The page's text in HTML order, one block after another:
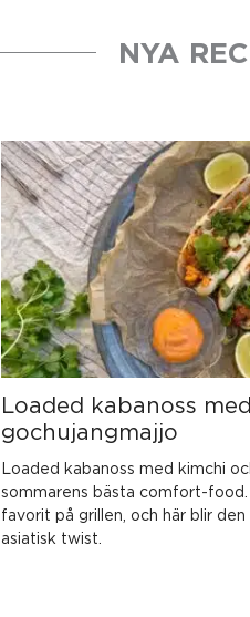
NYA
Loaded kabanoss
gochujangmajjo
Loaded kabanoss med kimchi
sommarens bästa comfort-food.
favorit på grillen, och här blir
asiatisk twist.
SidaSida